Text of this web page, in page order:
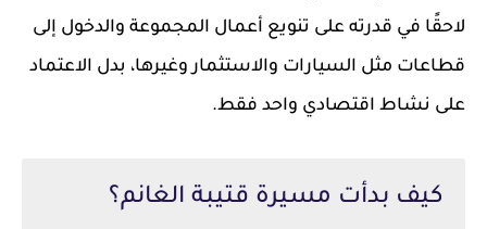
لاحقًا في قدرته على تنويع أعمال المجموعة والدخول إلى
قطاعات مثل السيارات والاستثمار وغيرها، بدل الاعتماد
على نشاط اقتصادي واحد فقط.
كيف بدأت مسيرة قتيبة الغانم؟